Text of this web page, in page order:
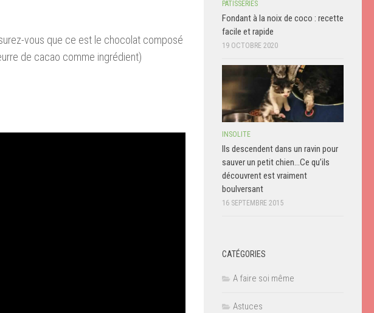
vous que ce est le chocolat composé
de cacao comme ingrédient)
PÂTISSERIES
Fondant à la noix de coco : recette
facile et rapide
19 OCTOBRE 2020
INSOLITE
Ils descendent dans un ravin pour
sauver un petit chien…Ce qu’ils
découvrent est vraiment
boulversant
16 SEPTEMBRE 2015
CATÉGORIES
A faire soi même
Astuces